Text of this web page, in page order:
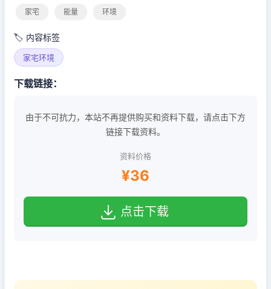
家宅 能量 环境
🏷️ 内容标签
家宅环境
下载链接：
由于不可抗力，本站不再提供购买和资料下载，请点击下方
链接下载资料。
资料价格
¥36
点击下载